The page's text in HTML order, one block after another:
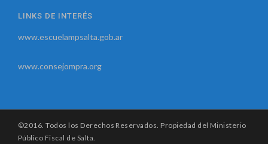
LINKS DE INTERÉS
www.escuelampsalta.gob.ar
www.consejompra.org
©2016. Todos los Derechos Reservados. Propiedad del Ministerio
Público Fiscal de Salta.